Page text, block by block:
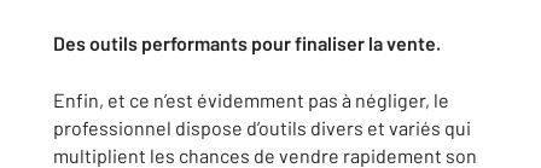
Des outils performants pour finaliser la vente.
Enfin, et ce n’est évidemment pas à négliger, le
professionnel dispose d’outils divers et variés qui
multiplient les chances de vendre rapidement son